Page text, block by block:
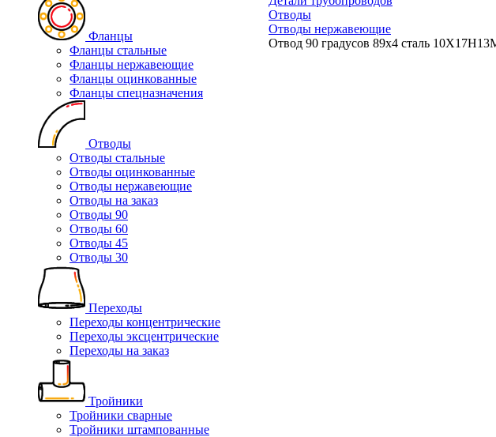
Фланцы
Фланцы стальные
Фланцы нержавеющие
Фланцы оцинкованные
Фланцы спецназначения
Отводы
Отводы стальные
Отводы оцинкованные
Отводы нержавеющие
Отводы на заказ
Отводы 90
Отводы 60
Отводы 45
Отводы 30
Переходы
Переходы концентрические
Переходы эксцентрические
Переходы на заказ
Тройники
Тройники сварные
Тройники штампованные
Отводы
Отводы нержавеющие
Отвод 90 градусов 89х4 сталь